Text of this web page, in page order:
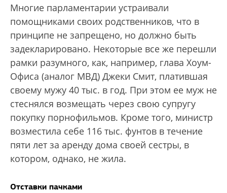
Многие парламентарии устраивали
помощниками своих родственников, что в
принципе не запрещено, но должно быть
задекларировано. Некоторые все же перешли
рамки разумного, как, например, глава Хоум-
Офиса (аналог МВД) Джеки Смит, платившая
своему мужу 40 тыс. в год. При этом ее муж не
стеснялся возмещать через свою супругу
покупку порнофильмов. Кроме того, министр
возместила себе 116 тыс. фунтов в течение
пяти лет за аренду дома своей сестры, в
котором, однако, не жила.
Отставки пачками